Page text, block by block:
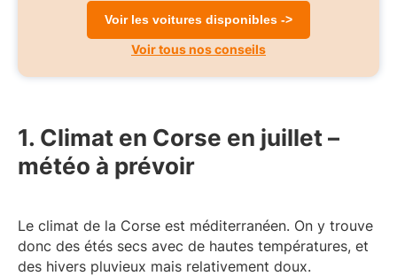
Voir les voitures disponibles ->
Voir tous nos conseils
1. Climat en Corse en juillet –
météo à prévoir
Le climat de la Corse est méditerranéen. On y trouve
donc des étés secs avec de hautes températures, et
des hivers pluvieux mais relativement doux.